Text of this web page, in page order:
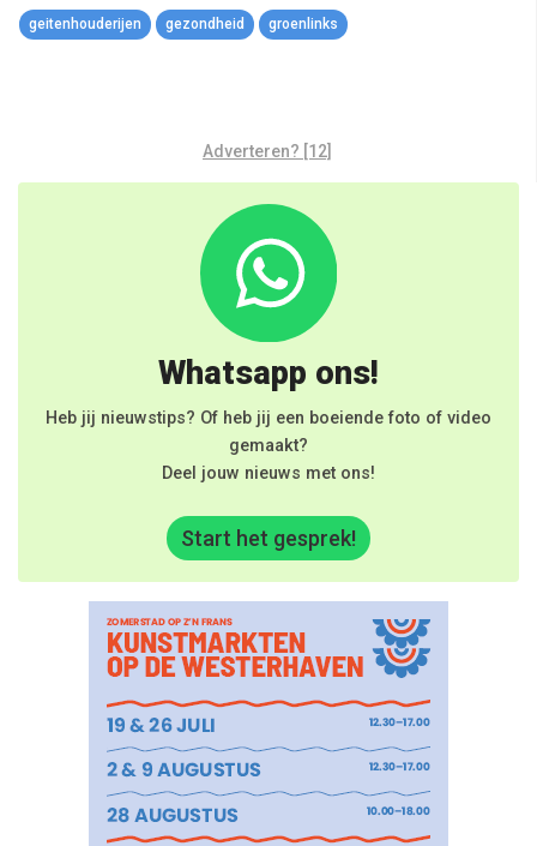
geitenhouderijen gezondheid groenlinks
Adverteren? [12]
Whatsapp ons!
Heb jij nieuwstips? Of heb jij een boeiende foto of video
gemaakt?
Deel jouw nieuws met ons!
Start het gesprek!